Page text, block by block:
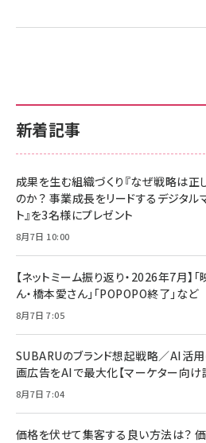
新着記事
成果を生む組織づくり『なぜ戦略は
のか？ 事業成長をリードするデジタル
ト』を3名様にプレゼント
8月7日 10:00
【ネットミーム振り返り・2026年7月】
ん・橋本愛さん」「POPOPO終了」など
8月7日 7:05
SUBARUのブランド想起戦略／AI活用
画広告をAIで最大化【マーケター向け
8月7日 7:04
価格を伏せて集客する良い方法は？